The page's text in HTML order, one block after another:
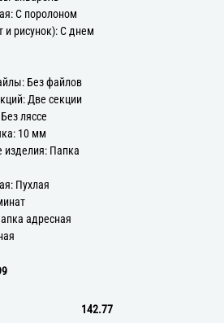
С поролоном
и рисунок): С днем
Без файлов
Две секции
ляссе
10 мм
изделия: Папка
Пухлая
адресная
142.77